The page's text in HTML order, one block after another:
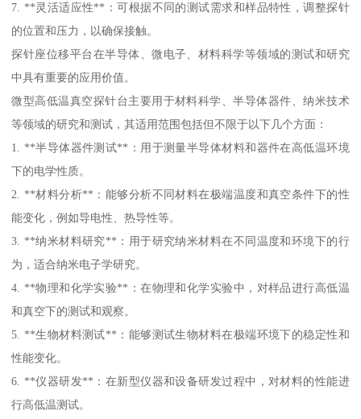
7. **灵活适应性**：可根据不同的测试需求和样品特性，调整探针
的位置和压力，以确保接触。
探针座位移平台在半导体、微电子、材料科学等领域的测试和研究
中具有重要的应用价值。
微型高低温真空探针台主要用于材料科学、半导体器件、纳米技术
等领域的研究和测试，其适用范围包括但不限于以下几个方面：
1. **半导体器件测试**：用于测量半导体材料和器件在高低温环境
下的电学性质。
2. **材料分析**：能够分析不同材料在极端温度和真空条件下的性
能变化，例如导电性、热导性等。
3. **纳米材料研究**：用于研究纳米材料在不同温度和环境下的行
为，适合纳米电子学研究。
4. **物理和化学实验**：在物理和化学实验中，对样品进行高低温
和真空下的测试和观察。
5. **生物材料测试**：能够测试生物材料在极端环境下的稳定性和
性能变化。
6. **仪器研发**：在新型仪器和设备研发过程中，对材料的性能进
行高低温测试。